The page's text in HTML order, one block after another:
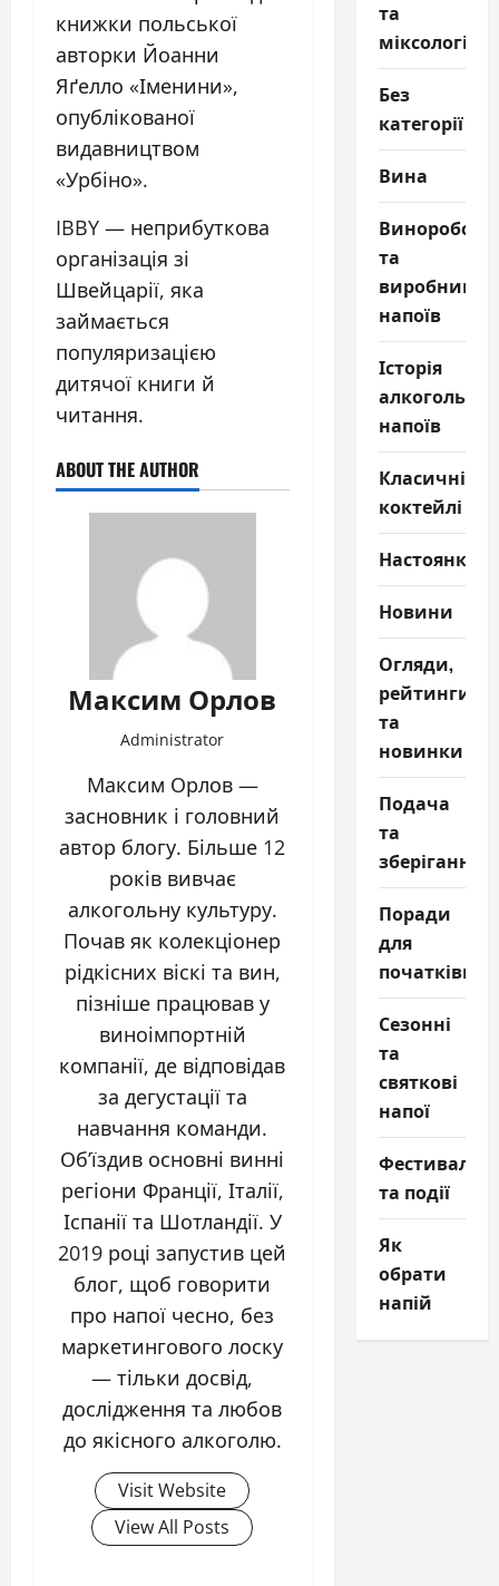
книжки польської
авторки Йоанни
Яґелло «Іменини»,
опублікованої
видавництвом
«Урбіно».
IBBY — неприбуткова
організація зі
Швейцарії, яка
займається
популяризацією
дитячої книги й
читання.
ABOUT THE AUTHOR
Максим Орлов
Administrator
Максим Орлов —
засновник і головний
автор блогу. Більше 12
років вивчає
алкогольну культуру.
Почав як колекціонер
рідкісних віскі та вин,
пізніше працював у
виноімпортній
компанії, де відповідав
за дегустації та
навчання команди.
Об’їздив основні винні
регіони Франції, Італії,
Іспанії та Шотландії. У
2019 році запустив цей
блог, щоб говорити
про напої чесно, без
маркетингового лоску
— тільки досвід,
дослідження та любов
до якісного алкоголю.
Visit Website
View All Posts
та
міксологія
Без
категорії
Вина
та
напоїв
Історія
напоїв
Класичні
коктейлі
Настоянки
Новини
Огляди,
рейтинги
та
новинки
Подача
та
зберігання
Поради
для
початківців
Сезонні
та
святкові
напої
Фестивалі
та події
Як
обрати
напій